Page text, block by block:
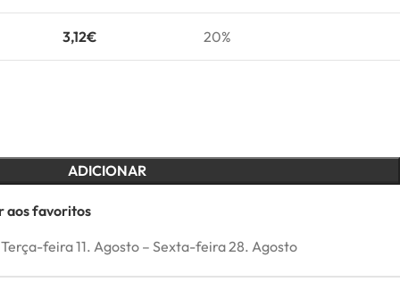
3,12€ 20%
ADICIONAR
aos favoritos
feira 11. Agosto – Sexta-feira 28. Agosto